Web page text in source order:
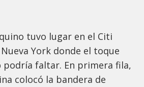
tuvo lugar en el Citi
York donde el toque
podría faltar. En primera fila,
colocó la bandera de